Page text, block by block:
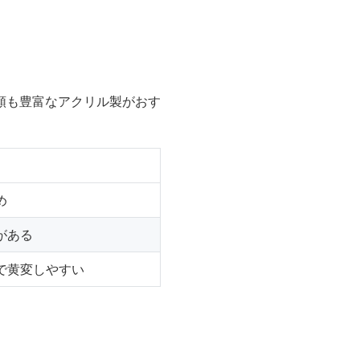
豊富なアクリル製がおす
ある
黄変しやすい